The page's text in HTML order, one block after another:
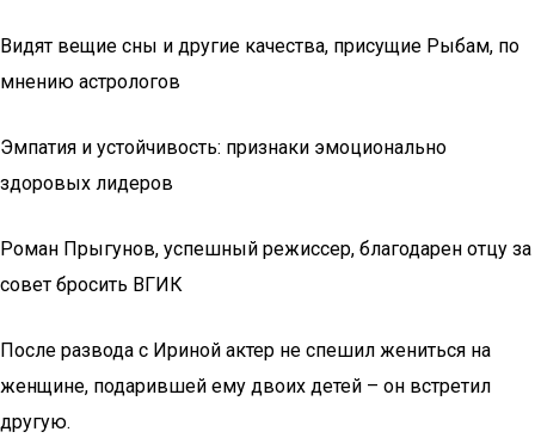
Видят вещие сны и другие качества, присущие Рыбам, по
мнению астрологов
Эмпатия и устойчивость: признаки эмоционально
здоровых лидеров
Роман Прыгунов, успешный режиссер, благодарен отцу за
совет бросить ВГИК
После развода с Ириной актер не спешил жениться на
женщине, подарившей ему двоих детей – он встретил
другую.